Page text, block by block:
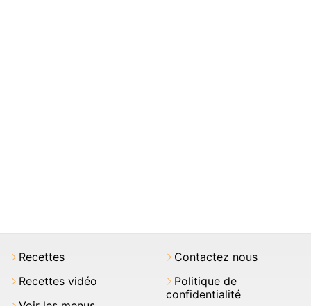
Recettes
Recettes vidéo
Contactez nous
Politique de
confidentialité